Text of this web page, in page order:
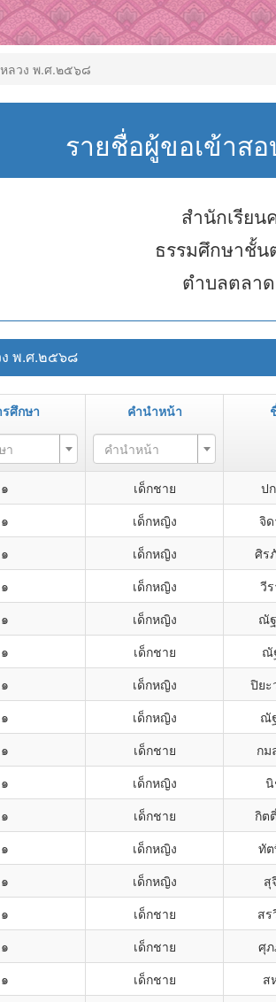
ลวง พ.ศ.๒๕๖๘
รายชื่อผู้ขอเข้าส
สำนักเรีย
ธรรมศึกษาชั้น
ตำบลตลา
พ.ศ.๒๕๖๘
ศึกษา คำนำหน้า
า คำนำหน้า
เด็กชาย ป
เด็กหญิง จิ
เด็กหญิง ศิร
เด็กหญิง วี
เด็กหญิง ณั
เด็กชาย ณั
เด็กหญิง ปิย
เด็กหญิง ณั
เด็กชาย กม
เด็กหญิง
เด็กชาย กิต
เด็กหญิง ทั
เด็กหญิง สุ
เด็กชาย ส
เด็กชาย ศุ
เด็กชาย ส